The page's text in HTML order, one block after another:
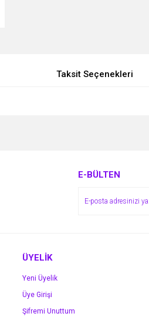
Taksit Seçenekleri
E-BÜLTEN
ÜYELİK
Yeni Üyelik
Üye Girişi
Şifremi Unuttum